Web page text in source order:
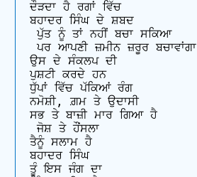
ਦੌੜਦਾ ਹੈ ਰਗਾਂ ਵਿੱਚ
ਬਹਾਦਰ ਸਿੰਘ ਦੇ ਸ਼ਬਦ
ਪੁੱਤ ਨੂੰ ਤਾਂ ਨਹੀਂ ਬਚਾ ਸਕਿਆ
ਪਰ ਆਪਣੀ ਜ਼ਮੀਨ ਜ਼ਰੂਰ ਬਚਾਵਾਂਗਾ
ਉਸ ਦੇ ਸੰਕਲਪ ਦੀ
ਪੁਸ਼ਟੀ ਕਰਦੇ ਹਨ
ਧੁੱਪਾਂ ਵਿੱਚ ਪੱਕਿਆਂ ਰੰਗ
ਨਮੋਸ਼ੀ, ਗ਼ਮ ਤੇ ਉਦਾਸੀ
ਸਭ ਤੇ ਬਾਜ਼ੀ ਮਾਰ ਗਿਆ ਹੈ
ਜੋਸ਼ ਤੇ ਹੌਂਸਲਾ
ਤੈਨੂੰ ਸਲਾਮ ਹੈ
ਬਹਾਦਰ ਸਿੰਘ
ਤੂੰ ਇਸ ਜੰਗ ਦਾ